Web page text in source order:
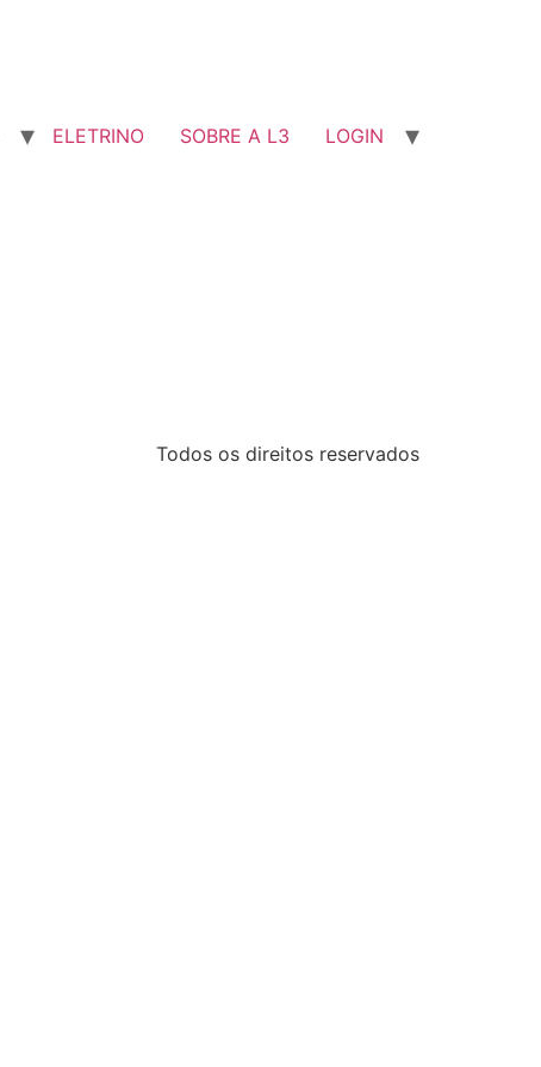
ELETRINO SOBRE A L3 LOGIN
Todos os direitos reservados